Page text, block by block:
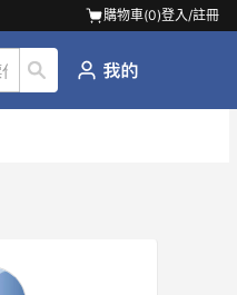
購物車(0)登入/註冊